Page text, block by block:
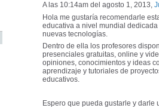
A las 10:14am del agosto 1, 2013,
Hola me gustaría recomendarle
educativa a nivel mundial
nuevas tecnologías.
Dentro de ella los profesores
presenciales gratuitas, online y
opiniones, conocimientos y ideas
aprendizaje y tutoriales de
educativos.
Espero que pueda gustarle y darle